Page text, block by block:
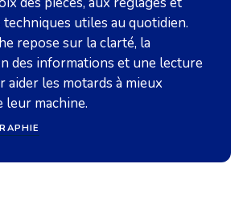
utiles au quotidien.
repose sur la clarté, la
des informations et une lecture
aider les motards à mieux
leur machine.